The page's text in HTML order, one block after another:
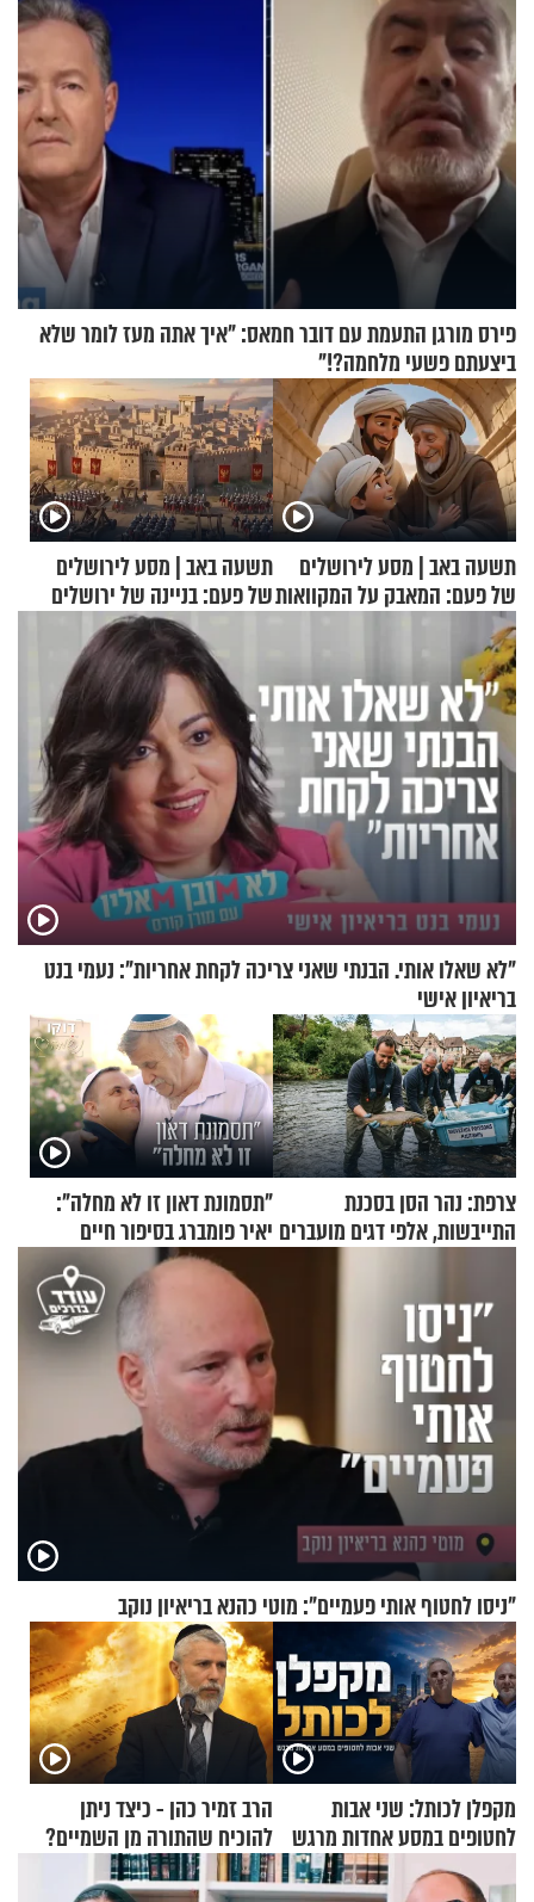
פירס מורגן התעמת עם דובר חמאס: "איך אתה מעז לומר שלא
ביצעתם פשעי מלחמה?!"
תשעה באב | מסע לירושלים
של פעם: המאבק על המקוואות
תשעה באב | מסע לירושלים
של פעם: בניינה של ירושלים
"לא שאלו אותי. הבנתי שאני צריכה לקחת אחריות": נעמי בנט
בריאיון אישי
צרפת: נהר הסן בסכנת
התייבשות, אלפי דגים מועברים
"תסמונת דאון זו לא מחלה":
יאיר פומברג בסיפור חיים
מעורר השראה
"ניסו לחטוף אותי פעמיים": מוטי כהנא בריאיון נוקב
מקפלן לכותל: שני אבות
לחטופים במסע אחדות מרגש
הרב זמיר כהן - כיצד ניתן
להוכיח שהתורה מן השמיים?